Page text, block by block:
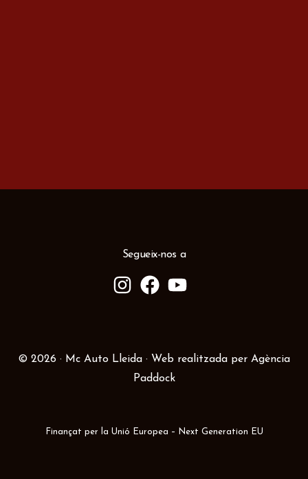
Segueix-nos a
© 2026 · Mc Auto Lleida · Web realitzada per Agència
Paddock
Finançat per la Unió Europea – Next Generation EU